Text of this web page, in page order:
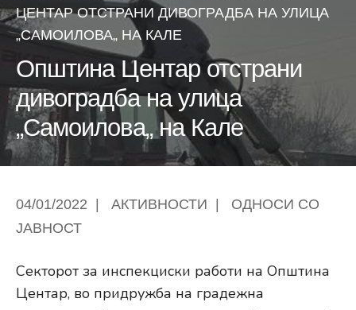
ЦЕНТАР ОТСТРАНИ ДИВОГРАДБА НА УЛИЦА
„САМОИЛОВА„ НА КАЛЕ
Општина Центар отстрани
дивоградба на улица
„Самоилова„ на Кале
04/01/2022 АКТИВНОСТИ
ОДНОСИ СО
ЈАВНОСТ
Секторот за инспекциски работи на Општина
Центар, во придружба на градежна